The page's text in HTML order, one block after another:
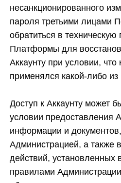
несанкционированного
пароля третьими лицами
обратиться в техническую
Платформы для
Аккаунту при условии, что
применялся какой-либо
Доступ к Аккаунту может
условии предоставления
информации и
Администрацией, а также
действий, установленных
правилами